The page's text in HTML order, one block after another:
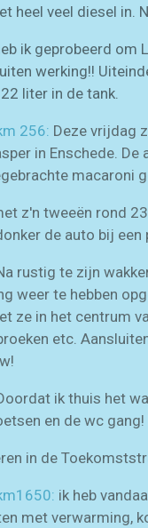
heel veel diesel in.
ik geprobeerd om
werking!!
liter in de tank.
256: Deze vrijdag
in Enschede.
macaroni
z'n tweeën rond
de auto bij
rustig te zijn
weer te hebben
ze in het centrum
etc.
ik thuis het
en de wc
in de
ik heb
met verwarming,